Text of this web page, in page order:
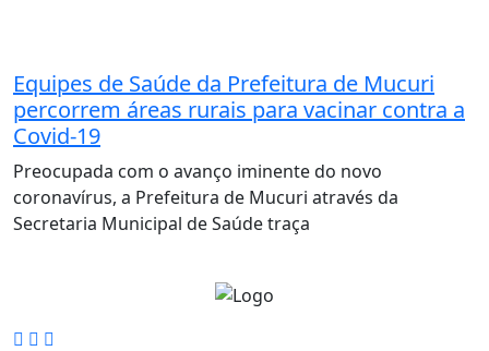
Equipes de Saúde da Prefeitura de Mucuri
percorrem áreas rurais para vacinar contra a
Covid-19
Preocupada com o avanço iminente do novo
coronavírus, a Prefeitura de Mucuri através da
Secretaria Municipal de Saúde traça